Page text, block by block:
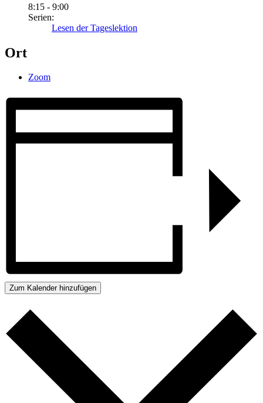
8:15 - 9:00
Serien:
Lesen der Tageslektion
Ort
Zoom
Zum Kalender hinzufügen